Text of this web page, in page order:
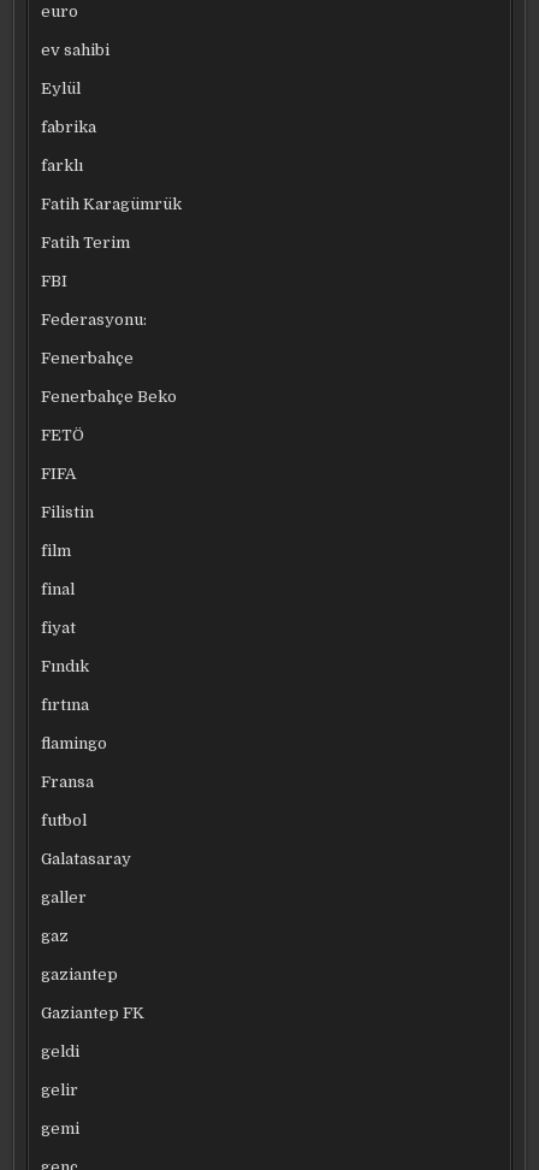
euro
ev sahibi
Eylül
fabrika
farklı
Fatih Karagümrük
Fatih Terim
FBI
Federasyonu:
Fenerbahçe
Fenerbahçe Beko
FETÖ
FIFA
Filistin
film
final
fiyat
Fındık
fırtına
flamingo
Fransa
futbol
Galatasaray
galler
gaz
gaziantep
Gaziantep FK
geldi
gelir
gemi